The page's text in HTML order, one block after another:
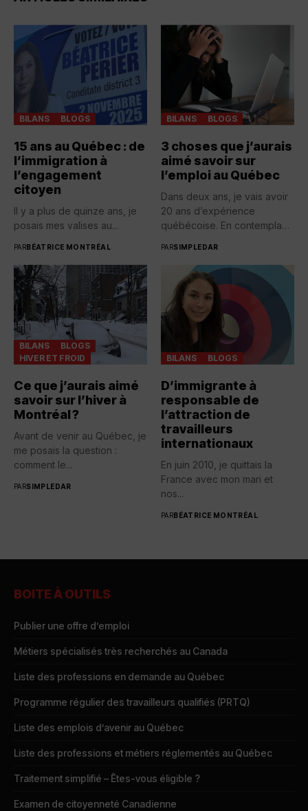
BILANS BLOGS
15 ans au Québec : de
l’immigration à
l’engagement
citoyen
Il y a plus de quinze ans, je
posais mes valises au...
PARBÉATRICE MONTRÉAL
BILANS BLOGS
3 choses que j’aurais
aimé savoir sur
l’emploi au Québec
Dans deux ans, je vais avoir
20 ans d’expérience
québécoise. En contemplant
PARSIMPLEDAR
BILANS
BLOGS
HIVER ET FROID
Ce que j’aurais aimé
savoir sur l’hiver à
Montréal ?
Avant de venir au Québec, je
me posais la question :
comment le...
PARSIMPLEDAR
BILANS BLOGS
D’immigrante à
responsable de
l’attraction de
travailleurs
internationaux
En juin 2010, je quittais la
France avec mon mari et
nos...
PARBÉATRICE MONTRÉAL
BOITE À OUTILS
Publier une offre d’emploi
Métiers spécialisés très recherchés au Canada
Liste des professions en demande au Québec
Programme régulier des travailleurs qualifiés (PRTQ)
Liste des emplois d’avenir au Québec
Liste des professions et métiers réglementés au Québec
Traitement simplifié – Êtes-vous éligible ?
Examen de citoyenneté Canadienne